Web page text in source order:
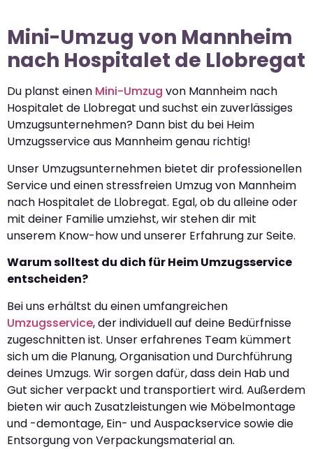
Mini-Umzug von Mannheim
nach Hospitalet de Llobregat
Du planst einen Mini-Umzug von Mannheim nach
Hospitalet de Llobregat und suchst ein zuverlässiges
Umzugsunternehmen? Dann bist du bei Heim
Umzugsservice aus Mannheim genau richtig!
Unser Umzugsunternehmen bietet dir professionellen
Service und einen stressfreien Umzug von Mannheim
nach Hospitalet de Llobregat. Egal, ob du alleine oder
mit deiner Familie umziehst, wir stehen dir mit
unserem Know-how und unserer Erfahrung zur Seite.
Warum solltest du dich für Heim Umzugsservice
entscheiden?
Bei uns erhältst du einen umfangreichen
Umzugsservice, der individuell auf deine Bedürfnisse
zugeschnitten ist. Unser erfahrenes Team kümmert
sich um die Planung, Organisation und Durchführung
deines Umzugs. Wir sorgen dafür, dass dein Hab und
Gut sicher verpackt und transportiert wird. Außerdem
bieten wir auch Zusatzleistungen wie Möbelmontage
und -demontage, Ein- und Auspackservice sowie die
Entsorgung von Verpackungsmaterial an.